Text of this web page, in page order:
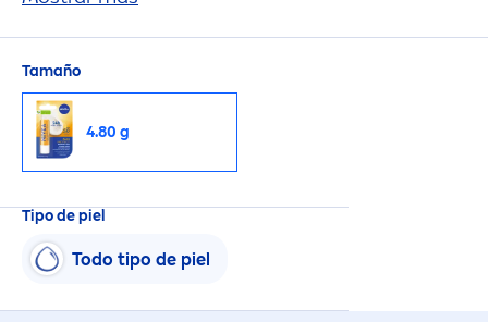
Tamaño
4.80 g
Tipo de piel
Todo tipo de piel